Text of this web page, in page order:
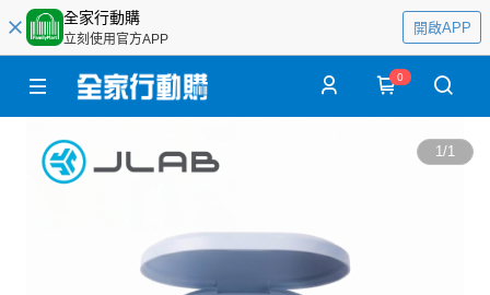
全家行動購
立刻使用官方APP
開啟APP
0
1/1